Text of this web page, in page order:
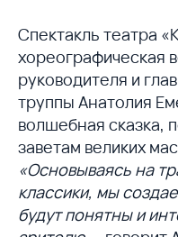
Спектакль театра
хореографическая
руководителя и
труппы Анатолия
волшебная сказка,
заветам великих
«Основываясь на
классики, мы
будут понятны и